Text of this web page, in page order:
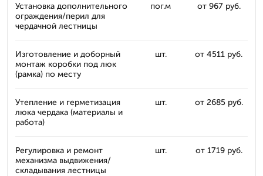
Установка дополнительного
ограждения/перил для
чердачной лестницы
пог.м от 967 руб.
Изготовление и доборный
монтаж коробки под люк
(рамка) по месту
шт. от 4511 руб.
Утепление и герметизация
люка чердака (материалы и
работа)
шт. от 2685 руб.
Регулировка и ремонт
механизма выдвижения/
складывания лестницы
шт. от 1719 руб.